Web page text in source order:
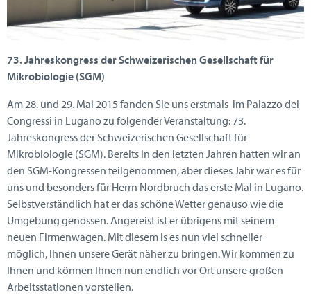
73. Jahreskongress der Schweizerischen Gesellschaft für
Mikrobiologie (SGM)
Am 28. und 29. Mai 2015 fanden Sie uns erstmals im Palazzo dei
Congressi in Lugano zu folgender Veranstaltung: 73.
Jahreskongress der Schweizerischen Gesellschaft für
Mikrobiologie (SGM). Bereits in den letzten Jahren hatten wir an
den SGM-Kongressen teilgenommen, aber dieses Jahr war es für
uns und besonders für Herrn Nordbruch das erste Mal in Lugano.
Selbstverständlich hat er das schöne Wetter genauso wie die
Umgebung genossen. Angereist ist er übrigens mit seinem
neuen Firmenwagen. Mit diesem is es nun viel schneller
möglich, Ihnen unsere Gerät näher zu bringen. Wir kommen zu
Ihnen und können Ihnen nun endlich vor Ort unsere großen
Arbeitsstationen vorstellen.